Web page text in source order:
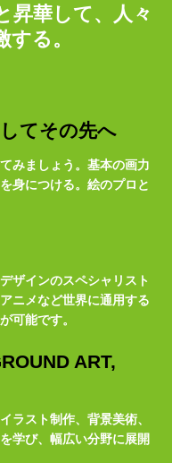
昇華して、人々
る。
てその先へ
みましょう。基本の画力
身につける。絵のプロと
ザインのスペシャリスト
ニメなど世界に通用する
可能です。
ART,
ラスト制作、背景美術、
学び、幅広い分野に展開